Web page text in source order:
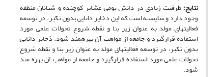
نتایج:ظرفیت زیادی در دانش بومی عشایر کوچنده و شبانان منطقه
وجود دارد و شایسته است که این ذخایر دانایی بدون تکبر، در توسعه
فعالیت­های مولد به عنوان زیر بنا و نقطه شروع تحولات علمی مورد
استفاده قرارگیرد و جامعه از مواهب آن بهره­مند شود. ذخایر دانایی
بدون تکبر، در توسعه فعالیت­های مولد به عنوان زیر بنا و نقطه شروع
تحولات علمی مورد استفاده قرارگیرد و جامعه از مواهب آن بهره مند
شود.